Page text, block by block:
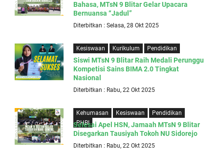
Bahasa, MTsN 9 Blitar Gelar Upacara
Bernuansa “Jadul”
Diterbitkan : Selasa, 28 Okt 2025
Kesiswaan Kurikulum Pendidikan
Siswi MTsN 9 Blitar Raih Medali Perunggu
Kompetisi Sains BIMA 2.0 Tingkat
Nasional
Diterbitkan : Rabu, 22 Okt 2025
Kehumasan Kesiswaan
Pendidikan
PHBI
Selesai Apel HSN, Jamaah MTsN 9 Blitar
Disegarkan Tausiyah Tokoh NU Sidorejo
Diterbitkan : Rabu, 22 Okt 2025